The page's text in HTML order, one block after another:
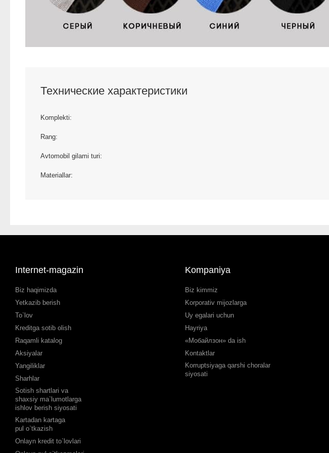
Технические характеристики
Komplekti:
Rang:
Avtomobil gilami turi:
Materiallar:
Internet-magazin
Biz haqimizda
Yetkazib berish
To`lov
Kreditga sotib olish
Raqamli katalog
Aksiyalar
Yangiliklar
Sharhlar
Sotish shartlari va
shaxsiy ma`lumotlarga
ishlov berish siyosati
Kartadan kartaga
pul o`tkazish
Onlayn kredit to`lovlari
Kompaniya
Biz kimmiz
Korporativ mijozlarga
Uy egalari uchun
Hayriya
«Мобайлзон» da ish
Kontaktlar
Korruptsiyaga qarshi choralar
siyosati